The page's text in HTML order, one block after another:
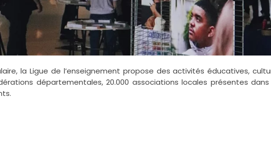
la Ligue de l’enseignement propose des activités éducatives,
départementales, 20.000 associations locales présentes